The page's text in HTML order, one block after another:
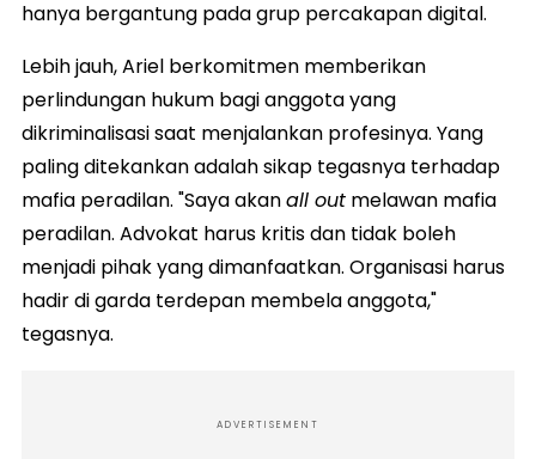
hanya bergantung pada grup percakapan digital.
Lebih jauh, Ariel berkomitmen memberikan
perlindungan hukum bagi anggota yang
dikriminalisasi saat menjalankan profesinya. Yang
paling ditekankan adalah sikap tegasnya terhadap
mafia peradilan. "Saya akanall out melawan mafia
peradilan. Advokat harus kritis dan tidak boleh
menjadi pihak yang dimanfaatkan. Organisasi harus
hadir di garda terdepan membela anggota,"
tegasnya.
ADVERTISEMENT